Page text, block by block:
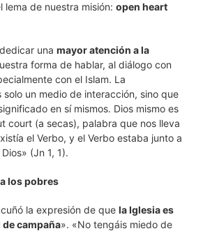
lema de nuestra misión: open heart
una mayor atención a la
forma de hablar, al diálogo con
con el Islam. La
solo un medio de interacción, sino que
en sí mismos. Dios mismo es
court (a secas), palabra que nos lleva
el Verbo, y el Verbo estaba junto a
(Jn 1, 1).
los pobres
la expresión de que la Iglesia es
campaña». «No tengáis miedo de